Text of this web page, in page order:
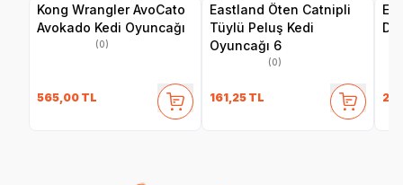
Kong Wrangler AvoCato
Avokado Kedi Oyuncağı
(0)
565,00 TL
Eastland Öten Catnipli
Tüylü Peluş Kedi
Oyuncağı 6
(0)
161,25 TL